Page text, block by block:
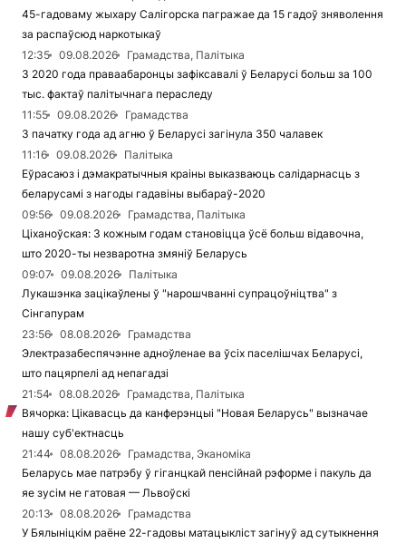
45-гадоваму жыхару Салігорска пагражае да 15 гадоў зняволення
за распаўсюд наркотыкаў
12:35
09.08.2026
Грамадства, Палітыка
З 2020 года праваабаронцы зафіксавалі ў Беларусі больш за 100
тыс. фактаў палітычнага пераследу
11:55
09.08.2026
Грамадства
З пачатку года ад агню ў Беларусі загінула 350 чалавек
11:16
09.08.2026
Палітыка
Еўрасаюз і дэмакратычныя краіны выказваюць салідарнасць з
беларусамі з нагоды гадавіны выбараў-2020
09:56
09.08.2026
Грамадства, Палітыка
Ціханоўская: З кожным годам становіцца ўсё больш відавочна,
што 2020-ты незваротна змяніў Беларусь
09:07
09.08.2026
Палітыка
Лукашэнка зацікаўлены ў "нарошчванні супрацоўніцтва" з
Сінгапурам
23:56
08.08.2026
Грамадства
Электразабеспячэнне адноўленае ва ўсіх паселішчах Беларусі,
што пацярпелі ад непагадзі
21:54
08.08.2026
Грамадства, Палітыка
Вячорка: Цікавасць да канферэнцыі "Новая Беларусь" вызначае
нашу суб'ектнасць
21:44
08.08.2026
Грамадства, Эканоміка
Беларусь мае патрэбу ў гіганцкай пенсійнай рэформе і пакуль да
яе зусім не гатовая — Львоўскі
20:13
08.08.2026
Грамадства
У Бялыніцкім раёне 22-гадовы матацыкліст загінуў ад сутыкнення